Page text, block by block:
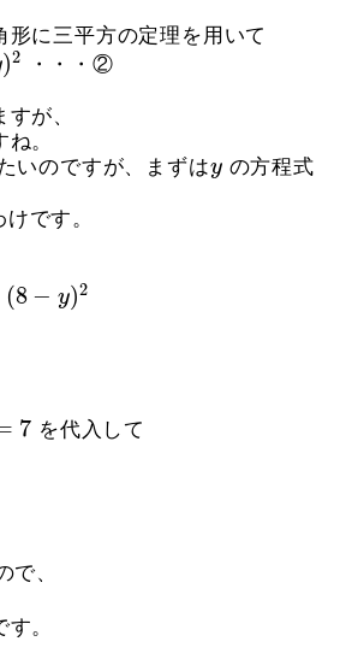
形に三平方の定理を用いて
)2 ・・・②
が、
。
いのですが、まずはy
yの方程式
です。
(8 − y)2
y)2
7 を代入して
で、
。